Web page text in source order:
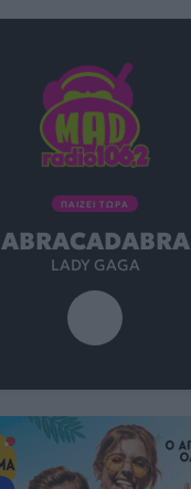
ΠΑΙΖΕΙ ΤΩΡΑ
ABRACADABRA
LADY GAGA